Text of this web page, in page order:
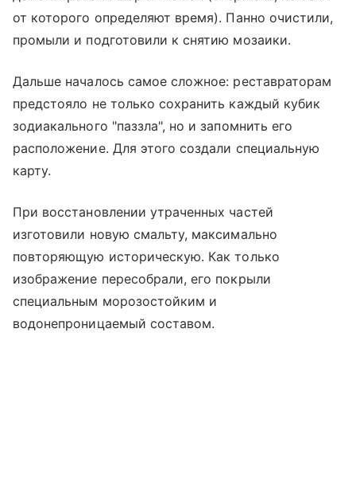
от которого определяют время). Панно очистили,
промыли и подготовили к снятию мозаики.
Дальше началось самое сложное: реставраторам
предстояло не только сохранить каждый кубик
зодиакального "паззла", но и запомнить его
расположение. Для этого создали специальную
карту.
При восстановлении утраченных частей
изготовили новую смальту, максимально
повторяющую историческую. Как только
изображение пересобрали, его покрыли
специальным морозостойким и
водонепроницаемый составом.